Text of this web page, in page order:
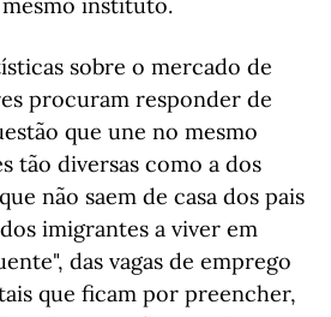
sobre o mercado de
procuram responder de
que une no mesmo
tão diversas como a dos
não saem de casa dos pais
imigrantes a viver em
das vagas de emprego
que ficam por preencher,